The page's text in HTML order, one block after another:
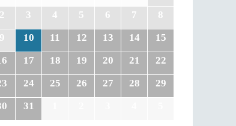
2
3 4 5 6 7
8
9
10 11 12 13 14
15
17 18 19 20 21
22
24 25 26 27 28
29
31